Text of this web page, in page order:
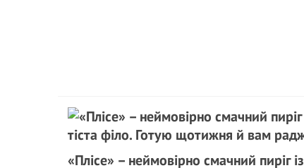
«Плісе» – неймовірно смачний пиріг із